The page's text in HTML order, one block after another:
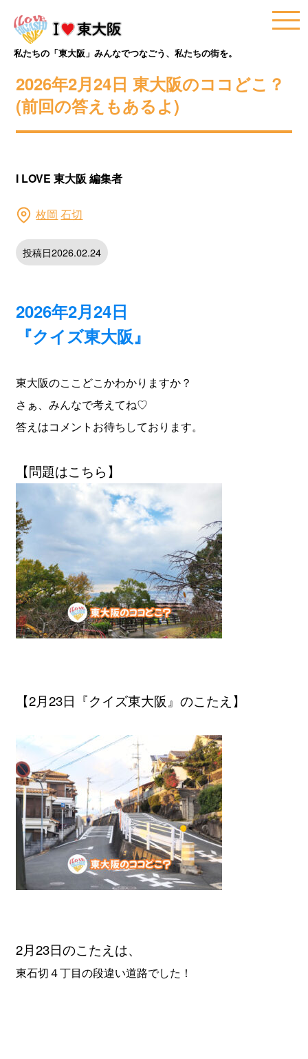
私たちの「東大阪」みんなでつなごう、私たちの街を。
2026年2月24日 東大阪のココどこ？
(前回の答えもあるよ)
I LOVE 東大阪 編集者
枚岡 石切
投稿日2026.02.24
2026年2月24日
『クイズ東大阪』
東大阪のここどこかわかりますか？
さぁ、みんなで考えてね♡
答えはコメントお待ちしております。
【問題はこちら】
【2月23日『クイズ東大阪』のこたえ】
2月23日のこたえは、
東石切４丁目の段違い道路でした！